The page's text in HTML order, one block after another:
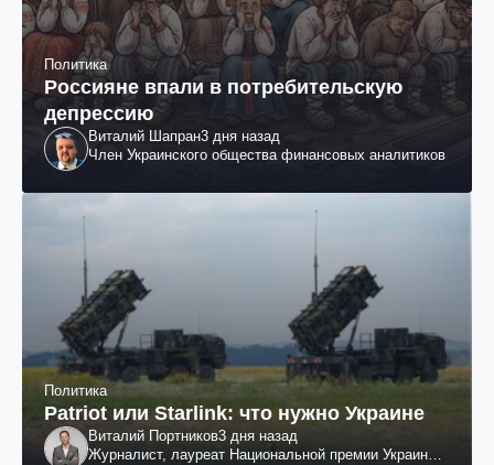
Политика
Россияне впали в потребительскую
депрессию
Виталий Шапран3 дня назад
Член Украинского общества финансовых аналитиков
Политика
Patriot или Starlink: что нужно Украине
Виталий Портников3 дня назад
Журналист, лауреат Национальной премии Украины